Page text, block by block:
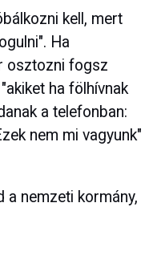
kell, mert
Ha
osztozni fogsz
ha fölhívnak
a telefonban:
nem mi vagyunk"
a nemzeti kormány,